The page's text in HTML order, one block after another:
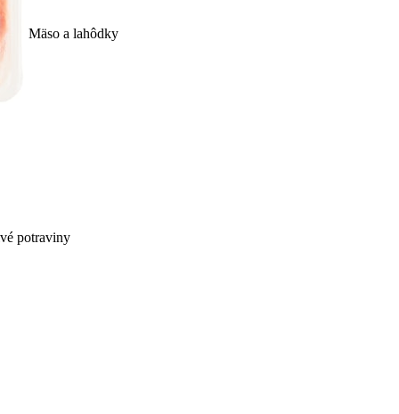
Mäso a lahôdky
potraviny